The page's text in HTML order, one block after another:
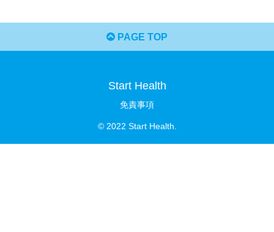
PAGE TOP
Start Health
免責事項
© 2022 Start Health.